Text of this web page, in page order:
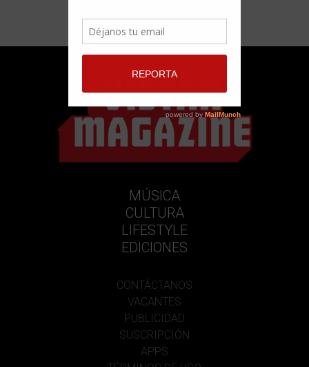
MÚSICA
CULTURA
LIFESTYLE
EDICIONES
CONTÁCTANOS
VACANTES
PUBLICIDAD
SUSCRIPCIÓN
APPS